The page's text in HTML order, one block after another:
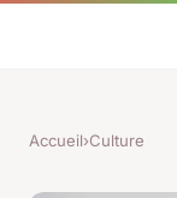
Accueil›Culture